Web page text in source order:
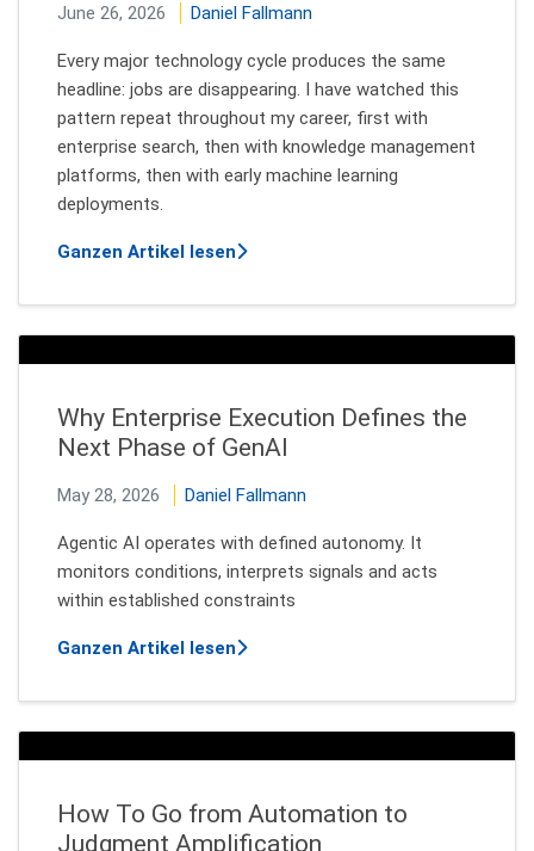
June 26, 2026 Daniel Fallmann
Every major technology cycle produces the same
headline: jobs are disappearing. I have watched this
pattern repeat throughout my career, first with
enterprise search, then with knowledge management
platforms, then with early machine learning
deployments.
Ganzen Artikel lesenüber The Real Agentic AI
Why Enterprise Execution Defines the
Next Phase of GenAI
May 28, 2026 Daniel Fallmann
Agentic AI operates with defined autonomy. It
monitors conditions, interprets signals and acts
within established constraints
Ganzen Artikel lesenüber Why Enterprise Execution
How To Go from Automation to
Judgment Amplification